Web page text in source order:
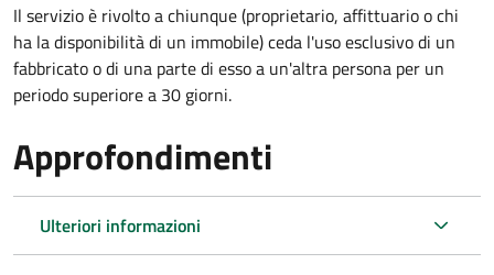
Il servizio è rivolto a chiunque (proprietario, affittuario o chi
ha la disponibilità di un immobile) ceda l'uso esclusivo di un
fabbricato o di una parte di esso a un'altra persona per un
periodo superiore a 30 giorni.
Approfondimenti
Ulteriori informazioni